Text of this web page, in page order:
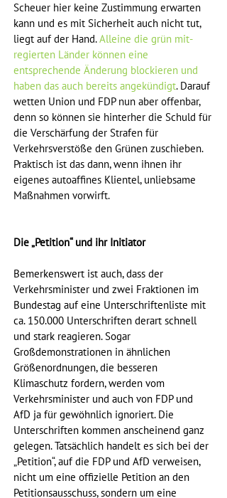
Scheuer hier keine Zustimmung erwarten
kann und es mit Sicherheit auch nicht tut,
liegt auf der Hand. Alleine die grün mit-
regierten Länder können eine
entsprechende Änderung blockieren und
haben das auch bereits angekündigt. Darauf
wetten Union und FDP nun aber offenbar,
denn so können sie hinterher die Schuld für
die Verschärfung der Strafen für
Verkehrsverstöße den Grünen zuschieben.
Praktisch ist das dann, wenn ihnen ihr
eigenes autoaffines Klientel, unliebsame
Maßnahmen vorwirft.
Die „Petition“ und ihr Initiator
Bemerkenswert ist auch, dass der
Verkehrsminister und zwei Fraktionen im
Bundestag auf eine Unterschriftenliste mit
ca. 150.000 Unterschriften derart schnell
und stark reagieren. Sogar
Großdemonstrationen in ähnlichen
Größenordnungen, die besseren
Klimaschutz fordern, werden vom
Verkehrsminister und auch von FDP und
AfD ja für gewöhnlich ignoriert. Die
Unterschriften kommen anscheinend ganz
gelegen. Tatsächlich handelt es sich bei der
„Petition“, auf die FDP und AfD verweisen,
nicht um eine offizielle Petition an den
Petitionsausschuss, sondern um eine